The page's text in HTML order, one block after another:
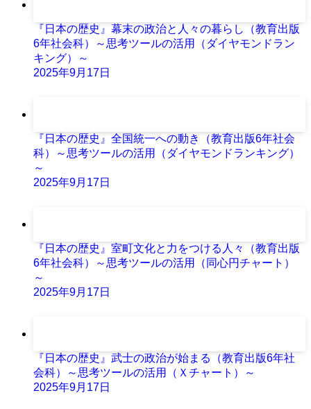
『日本の歴史』幕末の政治と人々の暮らし（教育出版
6年社会科）～思考ツールの活用（ダイヤモンドラン
キング）～
2025年9月17日
『日本の歴史』全国統一への動き（教育出版6年社会
科）～思考ツールの活用（ダイヤモンドランキング）
～
2025年9月17日
『日本の歴史』室町文化と力をつける人々（教育出版
6年社会科）～思考ツールの活用（同心円チャート）
～
2025年9月17日
『日本の歴史』武士の政治が始まる（教育出版6年社
会科）～思考ツールの活用（Ｘチャート）～
2025年9月17日